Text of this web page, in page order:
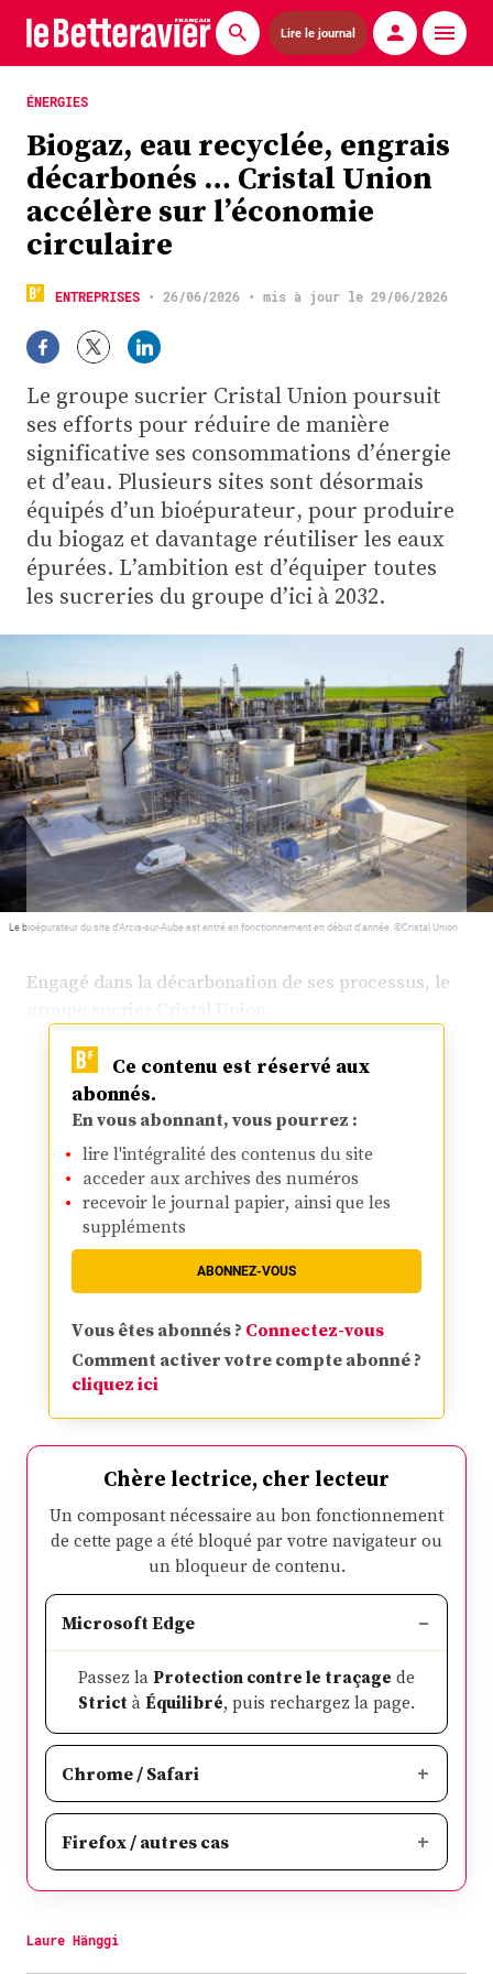
Lire le journal
Actualités
Économie
Agronomie
Matériels
La technique ITB
Pommes de terre
Guides pratiques
Chasse
Plus
Abonnez-vous
ÉNERGIES
Biogaz, eau recyclée, engrais
décarbonés … Cristal Union
accélère sur l’économie
circulaire
ENTREPRISES • 26/06/2026 • mis à jour le 29/06/2026
Le groupe sucrier Cristal Union poursuit
ses efforts pour réduire de manière
significative ses consommations d’énergie
et d’eau. Plusieurs sites sont désormais
équipés d’un bioépurateur, pour produire
du biogaz et davantage réutiliser les eaux
épurées. L’ambition est d’équiper toutes
les sucreries du groupe d’ici à 2032.
Le bioépurateur du site d'Arcis-sur-Aube est entré en fonctionnement en début d'année. ©Cristal Union
Engagé dans la décarbonation de ses processus, le
Ce contenu est réservé aux
abonnés.
En vous abonnant, vous pourrez :
lire l'intégralité des contenus du site
acceder aux archives des numéros
recevoir le journal papier, ainsi que les
suppléments
ABONNEZ-VOUS
Vous êtes abonnés ? Connectez-vous
Comment activer votre compte abonné ?
cliquez ici
Chère lectrice, cher lecteur
Un composant nécessaire au bon fonctionnement
de cette page a été bloqué par votre navigateur ou
un bloqueur de contenu.
Microsoft Edge
Passez laProtection contre le traçage de
StrictàÉquilibré, puis rechargez la page.
Chrome / Safari
Firefox / autres cas
Laure Hänggi